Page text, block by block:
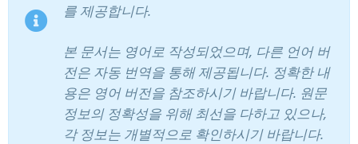
를 제공합니다.
본 문서는 영어로 작성되었으며, 다른 언어 버
전은 자동 번역을 통해 제공됩니다. 정확한 내
용은 영어 버전을 참조하시기 바랍니다. 원문
정보의 정확성을 위해 최선을 다하고 있으나,
각 정보는 개별적으로 확인하시기 바랍니다.